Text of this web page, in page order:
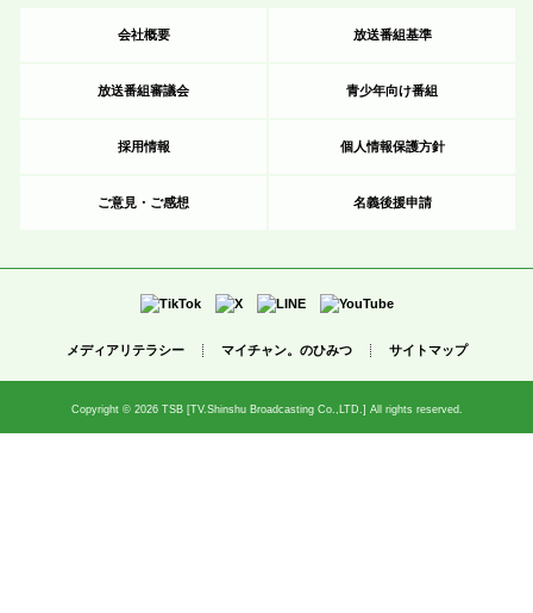
会社概要 放送番組基準
放送番組審議会 青少年向け番組
採用情報 個人情報保護方針
ご意見・ご感想 名義後援申請
メディアリテラシー マイチャン。のひみつ サイトマップ
Copyright © 2026 TSB [TV.Shinshu Broadcasting Co.,LTD.] All rights reserved.